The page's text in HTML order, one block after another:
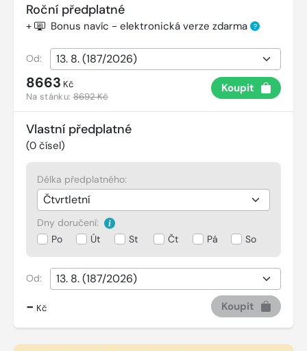
Roční předplatné
+ Bonus navíc - elektronická verze zdarma ?
Od:
8663 Kč
Na stánku:8692 Kč
Koupit
Vlastní předplatné
(0 čísel)
Délka předplatného:
Dny doručení:
Po
Út St Čt Pá So
Od:
- Kč Koupit